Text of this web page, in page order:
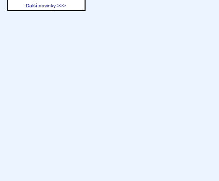
Další novinky >>>